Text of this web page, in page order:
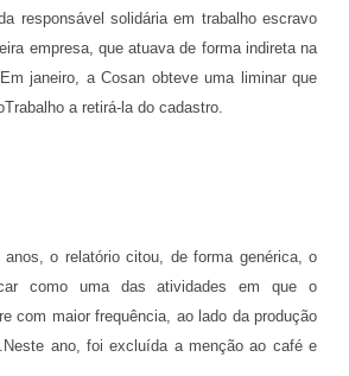
responsável solidária em trabalho escravo
empresa, que atuava de forma indireta na
janeiro, a Cosan obteve uma liminar que
a retirá-la do cadastro.
o relatório citou, de forma genérica, o
como uma das atividades em que o
com maior frequência, ao lado da produção
ano, foi excluída a menção ao café e